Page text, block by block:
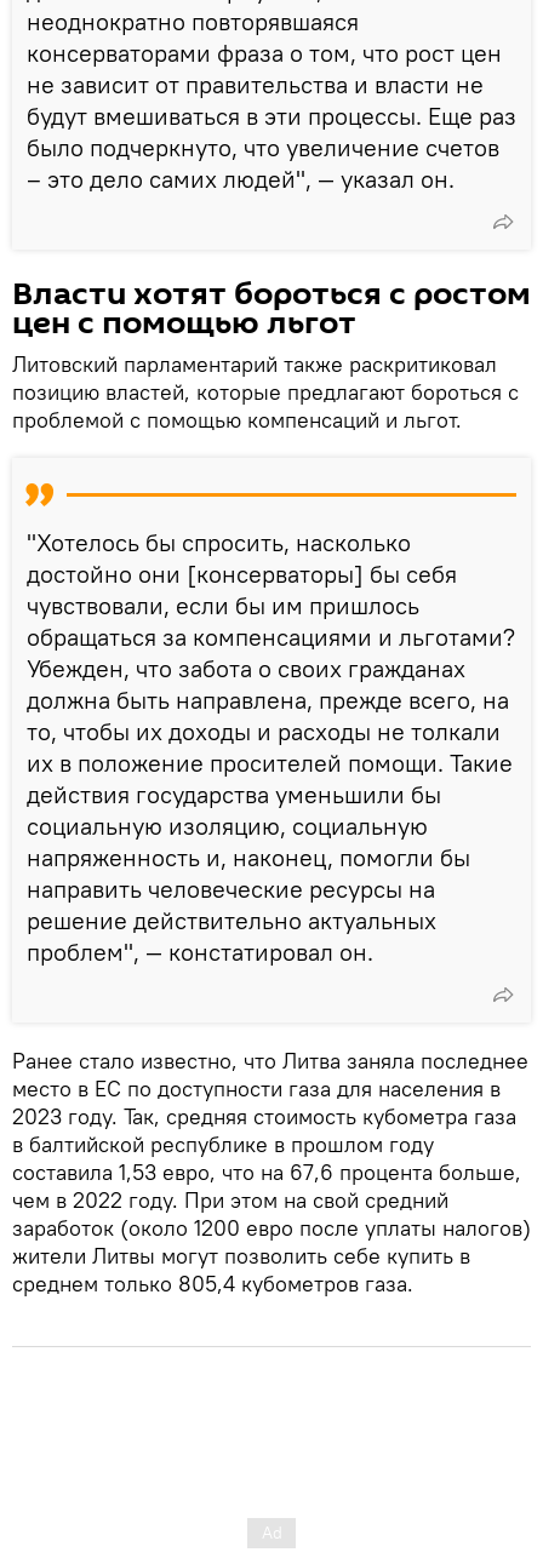
неоднократно повторявшаяся
консерваторами фраза о том, что рост цен
не зависит от правительства и власти не
будут вмешиваться в эти процессы. Еще раз
было подчеркнуто, что увеличение счетов
– это дело самих людей", — указал он.
Власти хотят бороться с ростом
цен с помощью льгот
Литовский парламентарий также раскритиковал
позицию властей, которые предлагают бороться с
проблемой с помощью компенсаций и льгот.
"Хотелось бы спросить, насколько
достойно они [консерваторы] бы себя
чувствовали, если бы им пришлось
обращаться за компенсациями и льготами?
Убежден, что забота о своих гражданах
должна быть направлена, прежде всего, на
то, чтобы их доходы и расходы не толкали
их в положение просителей помощи. Такие
действия государства уменьшили бы
социальную изоляцию, социальную
напряженность и, наконец, помогли бы
направить человеческие ресурсы на
решение действительно актуальных
проблем", — констатировал он.
Ранее стало известно, что Литва заняла последнее
место в ЕС по доступности газа для населения в
2023 году. Так, средняя стоимость кубометра газа
в балтийской республике в прошлом году
составила 1,53 евро, что на 67,6 процента больше,
чем в 2022 году. При этом на свой средний
заработок (около 1200 евро после уплаты налогов)
жители Литвы могут позволить себе купить в
среднем только 805,4 кубометров газа.